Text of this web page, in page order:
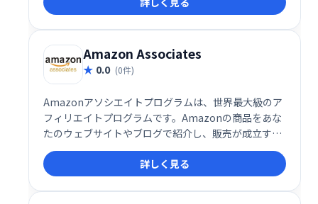
ブリッシャーに適切なレートまたは金額を提供しま
す。
Amazon Associates
0.0 (0件)
Amazonアソシエイトプログラムは、世界最大級のア
フィリエイトプログラムです。Amazonの商品をあな
たのウェブサイトやブログで紹介し、販売が成立する
と手数料を獲得できます。数百万の製品を取り扱い、
幅広い分野で収益化が可能です。手軽に始められ、多
くのアフィリエイターが成功を収めている実績のある
プログラムです。
詳しく見る